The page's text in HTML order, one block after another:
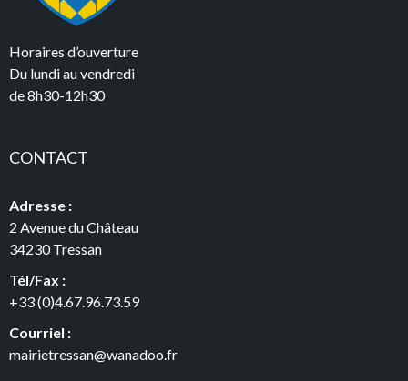
Horaires d’ouverture
Du lundi au vendredi
de 8h30-12h30
CONTACT
Adresse :
2 Avenue du Château
34230 Tressan
Tél/Fax :
+33 (0)4.67.96.73.59
Courriel :
mairietressan@wanadoo.fr